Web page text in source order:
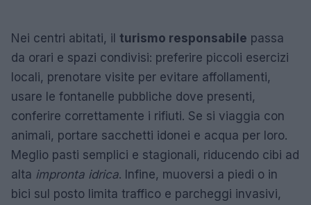
Nei centri abitati, il turismo responsabile passa
da orari e spazi condivisi: preferire piccoli esercizi
locali, prenotare visite per evitare affollamenti,
usare le fontanelle pubbliche dove presenti,
conferire correttamente i rifiuti. Se si viaggia con
animali, portare sacchetti idonei e acqua per loro.
Meglio pasti semplici e stagionali, riducendo cibi ad
alta impronta idrica. Infine, muoversi a piedi o in
bici sul posto limita traffico e parcheggi invasivi,